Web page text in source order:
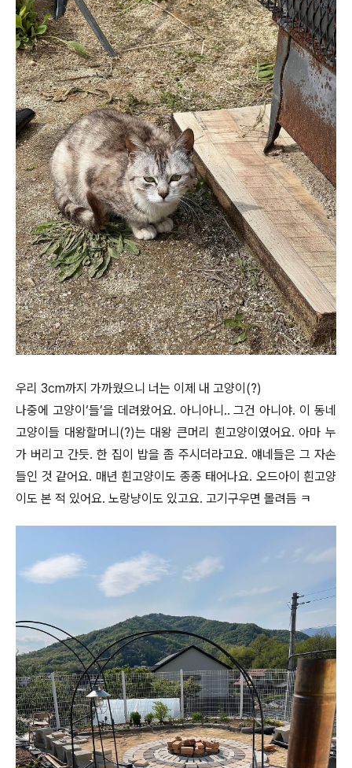
우리 3cm까지 가까웠으니 너는 이제 내 고양이(?)
나중에 고양이‘들’을 데려왔어요. 아니아니.. 그건 아니야. 이 동네
고양이들 대왕할머니(?)는 대왕 큰머리 흰고양이였어요. 아마 누
가 버리고 간듯. 한 집이 밥을 좀 주시더라고요. 얘네들은 그 자손
들인 것 같어요. 매년 흰고양이도 종종 태어나요. 오드아이 흰고양
이도 본 적 있어요. 노랑냥이도 있고요. 고기구우면 몰려듬 ㅋ